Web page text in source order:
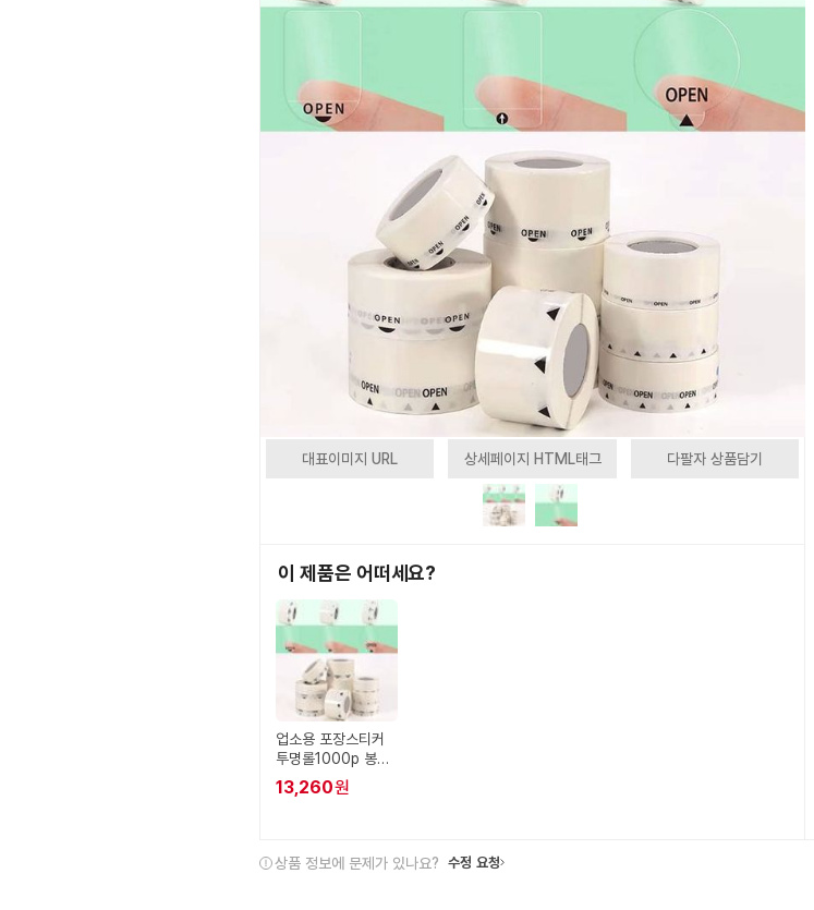
대표이미지 URL 상세페이지 HTML태그 다팔자 상품담기
이 제품은 어떠세요?
업소용 포장스티커
투명롤1000p 봉제
가게 배달 OPEN
13,260원
상품 정보에 문제가 있나요? 수정 요청